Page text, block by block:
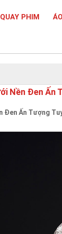
QUAY PHIM
Nền Đen Ấn
Đen Ấn Tượng